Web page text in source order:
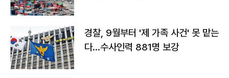
경찰, 9월부터 '제 가족 사건' 못 맡는
다…수사인력 881명 보강